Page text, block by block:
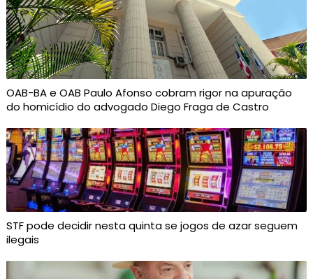
OAB-BA e OAB Paulo Afonso cobram rigor na apuração
do homicídio do advogado Diego Fraga de Castro
STF pode decidir nesta quinta se jogos de azar seguem
ilegais